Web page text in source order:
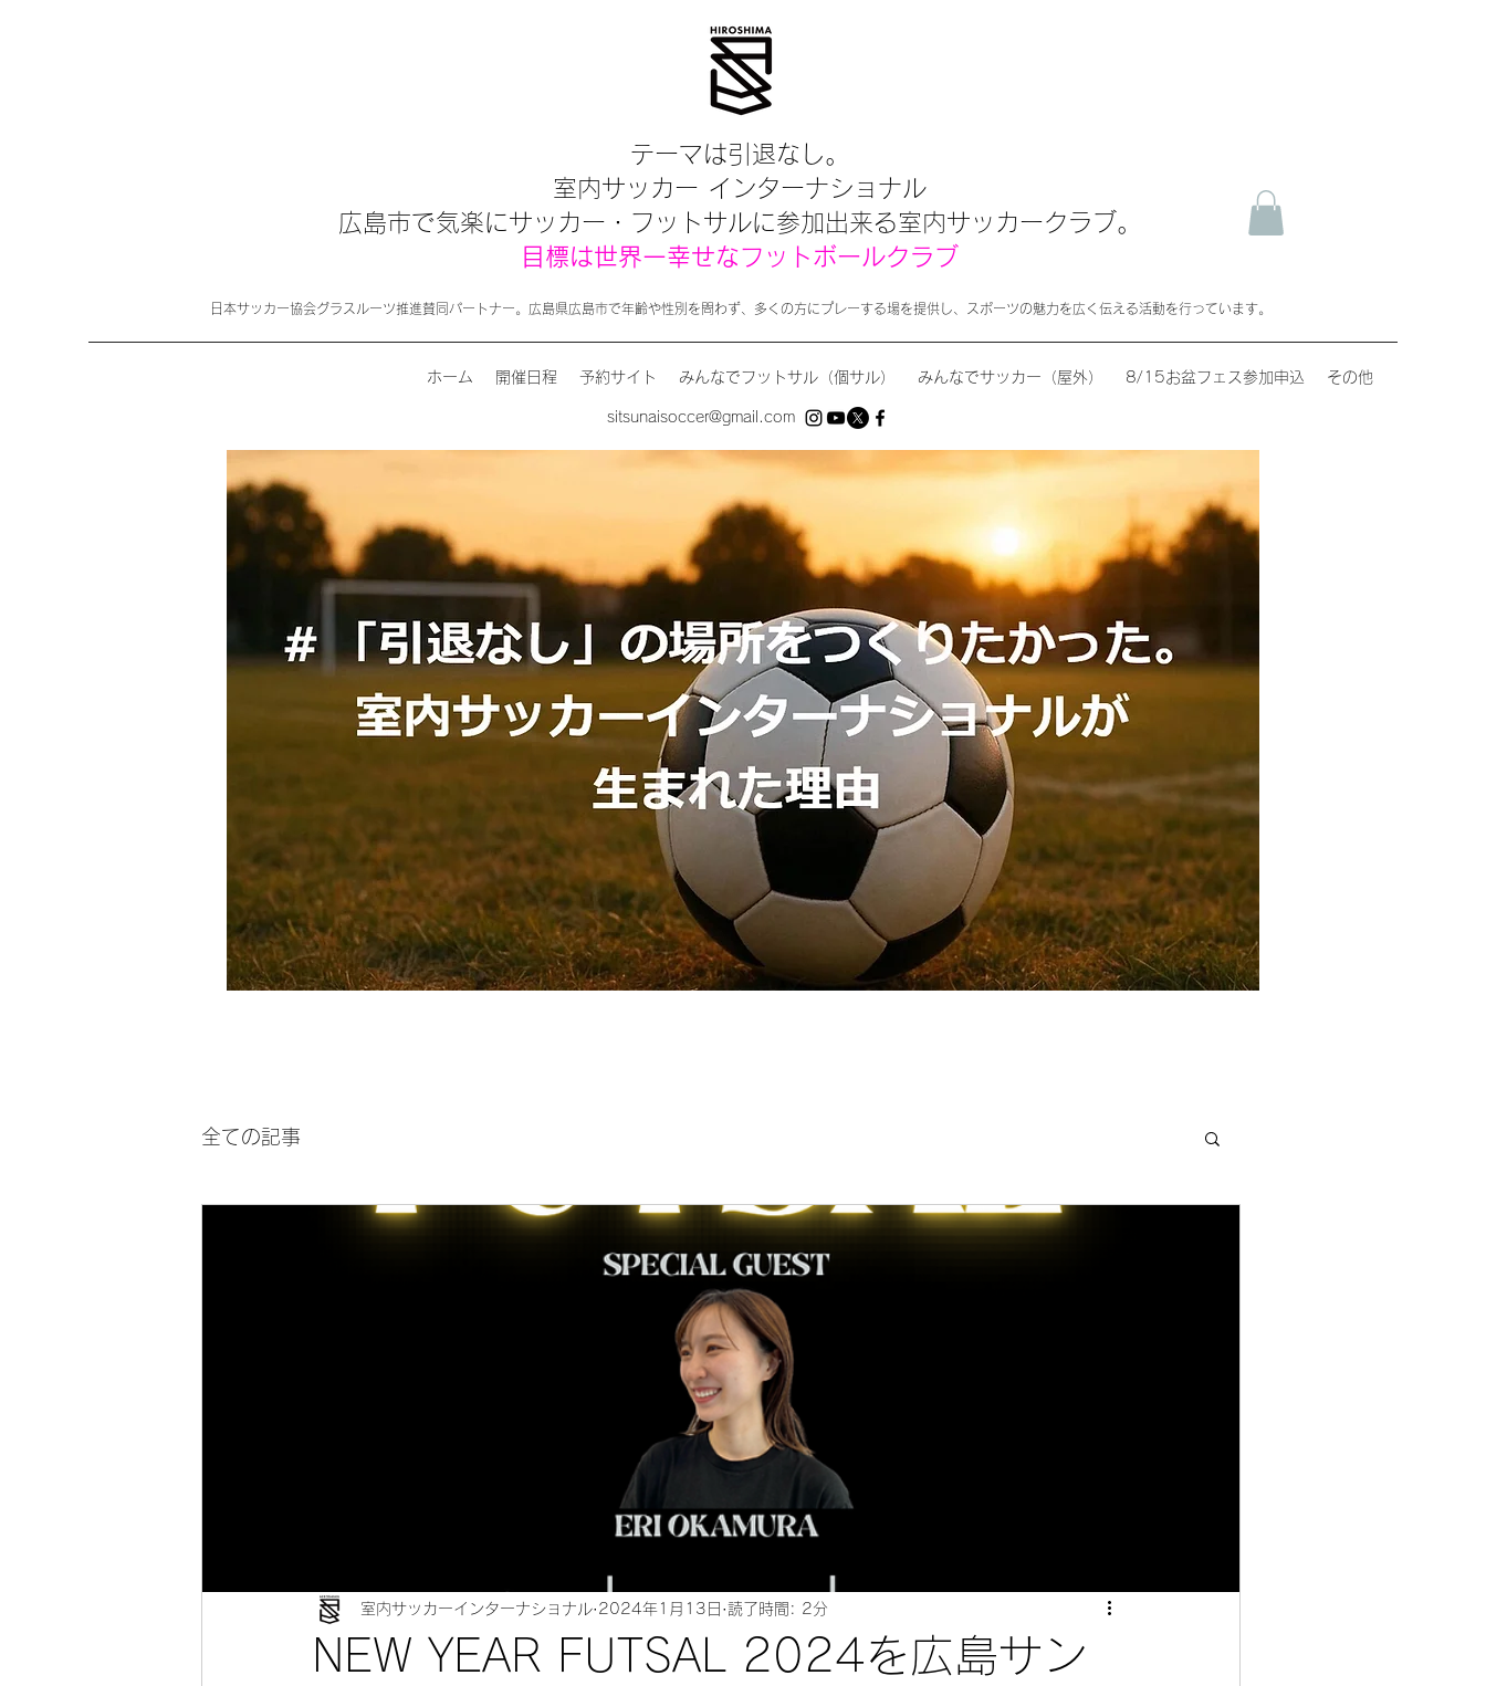
テーマは引退なし。
室内サッカー インターナショナル
広島市で気楽にサッカー・フットサルに参加出来る室内サッカークラブ。
目標は世界一幸せなフットボールクラブ
日本サッカー協会グラスルーツ推進賛同パートナー。広島県広島市で年齢や性別を問わず、多くの方にプレーする場を提供し、スポーツの魅力を広く伝える活動を行っています。
ホーム 開催日程 予約サイト みんなでフットサル（個サル） みんなでサッカー（屋外） 8/15お盆フェス参加申込 その他
sitsunaisoccer@gmail.com
全ての記事
NEW YEAR FUTSAL 2024を広島サン
室内サッカーインターナショナル 2024年1月13日 読了時間: 2分